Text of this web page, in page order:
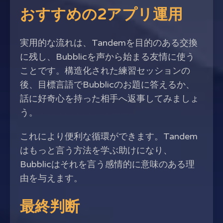
おすすめの2アプリ運用
実用的な流れは、Tandemを目的のある交換
に残し、Bubblicを声から始まる友情に使う
ことです。構造化された練習セッションの
後、目標言語でBubblicのお題に答えるか、
話に好奇心を持った相手へ返事してみましょ
う。
これにより便利な循環ができます。Tandem
はもっと言う方法を学ぶ助けになり、
Bubblicはそれを言う感情的に意味のある理
由を与えます。
最終判断